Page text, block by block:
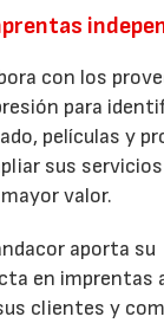
con los
para
películas y
sus
valor.
aporta su
en imprentas
clientes y